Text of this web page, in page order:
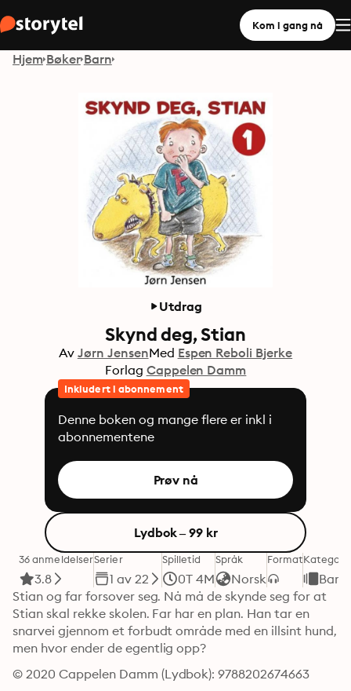
Kom i gang nå
Hjem Bøker Barn
Utdrag
Skynd deg, Stian
Av Jørn JensenMed Espen Reboli Bjerke
Forlag Cappelen Damm
Inkludert i abonnement
Denne boken og mange flere er inkl i
abonnementene
Prøv nå
Lydbok – 99 kr
36 anmeldelser
3.8
Serier
1 av 22
Spilletid
0T 4M
Språk
Norsk
FormatKategori
Barn
Stian og far forsover seg. Nå må de skynde seg for at
Stian skal rekke skolen. Far har en plan. Han tar en
snarvei gjennom et forbudt område med en illsint hund,
men hvor ender de egentlig opp?
© 2020 Cappelen Damm (Lydbok): 9788202674663